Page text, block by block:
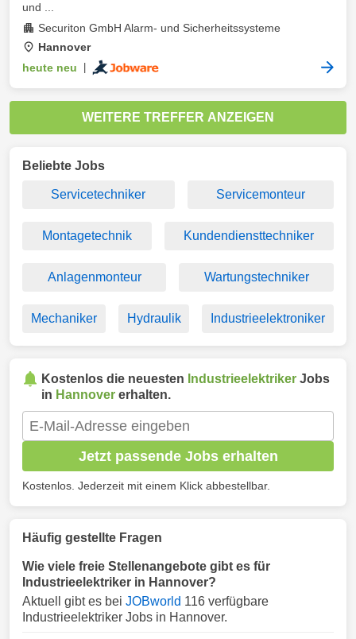
und ...
Securiton GmbH Alarm- und Sicherheitssysteme
Hannover
heute neu
WEITERE TREFFER ANZEIGEN
Beliebte Jobs
Servicetechniker Servicemonteur
Montagetechnik Kundendiensttechniker
Anlagenmonteur Wartungstechniker
Mechaniker Hydraulik Industrieelektroniker
Kostenlos die neuesten Industrieelektriker Jobs
in Hannover erhalten.
Jetzt passende Jobs erhalten
Kostenlos. Jederzeit mit einem Klick abbestellbar.
Häufig gestellte Fragen
Wie viele freie Stellenangebote gibt es für
Industrieelektriker in Hannover?
Aktuell gibt es bei JOBworld 116 verfügbare
Industrieelektriker Jobs in Hannover.